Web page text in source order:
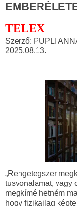
TELEX
Szerző: PUPLI
2025.08.13.
„Rengetegszer
tusvonalamat, vagy
megkímélhetném
hogy fizikailag